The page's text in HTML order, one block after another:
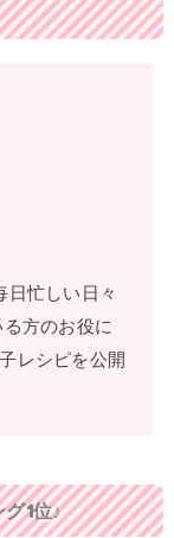
日忙しい日々
方のお役に
レシピを公開
1位♪